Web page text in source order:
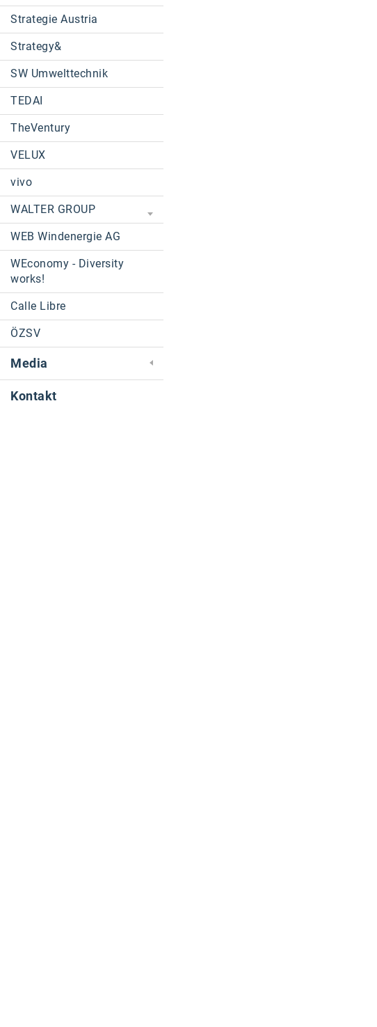
Strategie Austria
Strategy&
SW Umwelttechnik
TEDAI
TheVentury
VELUX
vivo
WALTER GROUP
WEB Windenergie AG
WEconomy - Diversity
works!
Calle Libre
ÖZSV
Media
Kontakt